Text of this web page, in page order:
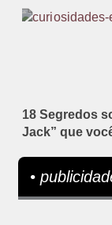
18 Segredos
Jack” que
•